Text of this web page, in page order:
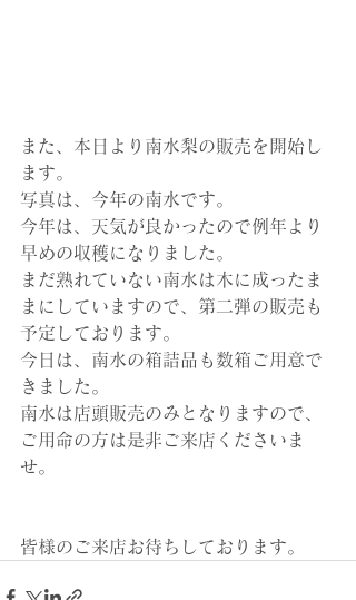
また、本日より南水梨の販売を開始し
ます。
写真は、今年の南水です。
今年は、天気が良かったので例年より
早めの収穫になりました。
まだ熟れていない南水は木に成ったま
まにしていますので、第二弾の販売も
予定しております。
今日は、南水の箱詰品も数箱ご用意で
きました。
南水は店頭販売のみとなりますので、
ご用命の方は是非ご来店くださいま
せ。
皆様のご来店お待ちしております。